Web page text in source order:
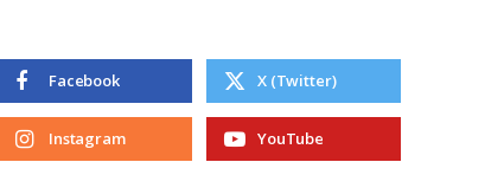
Facebook X (Twitter)
Instagram YouTube